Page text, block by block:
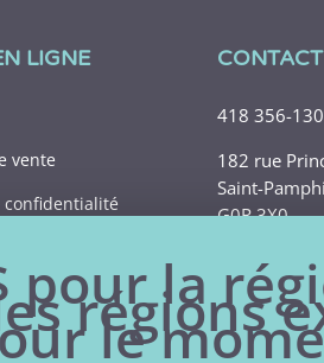
LIGNE
vente
confidentialité
CONTACT
418 356-
182 rue
Saint-
G0R 3X0
la
régions
le